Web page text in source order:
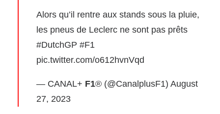
Alors qu’il rentre aux stands sous la pluie,
les pneus de Leclerc ne sont pas prêts
#DutchGP #F1
pic.twitter.com/o612hvnVqd
— CANAL+ F1® (@CanalplusF1) August
27, 2023